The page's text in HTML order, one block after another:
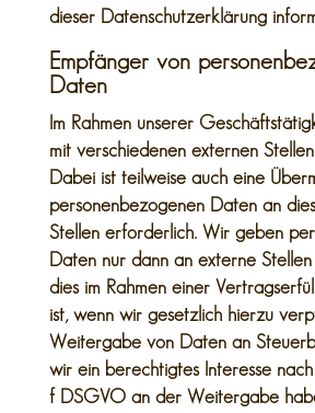
dieser Datenschutzerklärung
Empfänger von
Daten
Im Rahmen unserer
mit verschiedenen externen
Dabei ist teilweise auch eine
personenbezogenen Daten an
Stellen erforderlich. Wir geben
Daten nur dann an externe
dies im Rahmen einer
ist, wenn wir gesetzlich hierzu
Weitergabe von Daten an
wir ein berechtigtes Interesse
f DSGVO an der Weitergabe